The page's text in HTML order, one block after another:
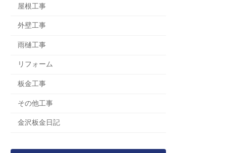
屋根工事
外壁工事
雨樋工事
リフォーム
板金工事
その他工事
金沢板金日記